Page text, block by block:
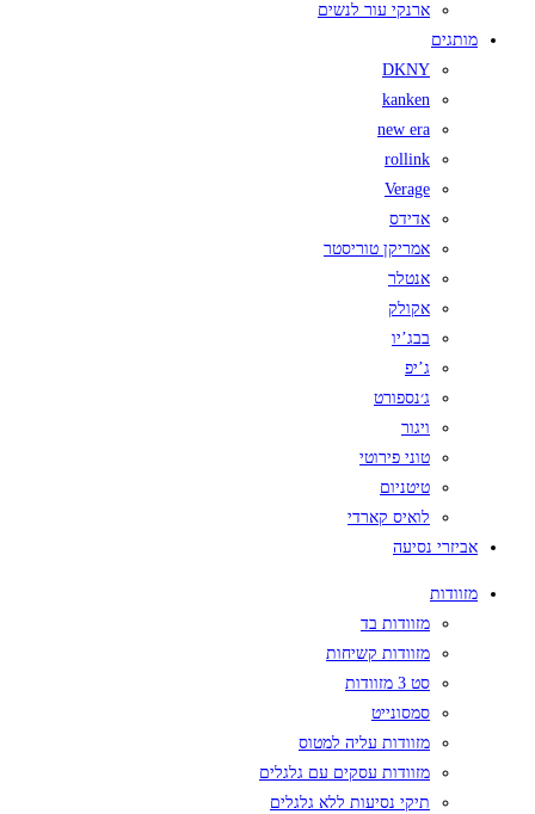
ארנקי עור לנשים
מותגים
DKNY
kanken
new era
rollink
Verage
אדידס
אמריקן טוריסטר
אנטלר
אקולק
בבג’יו
ג’יפ
ג׳נספורט
ויגור
טוני פירוטי
טיטניום
לואיס קארדי
אביזרי נסיעה
מזוודות
מזוודות בד
מזוודות קשיחות
סט 3 מזוודות
סמסונייט
מזוודות עליה למטוס
מזוודות עסקים עם גלגלים
תיקי נסיעות ללא גלגלים